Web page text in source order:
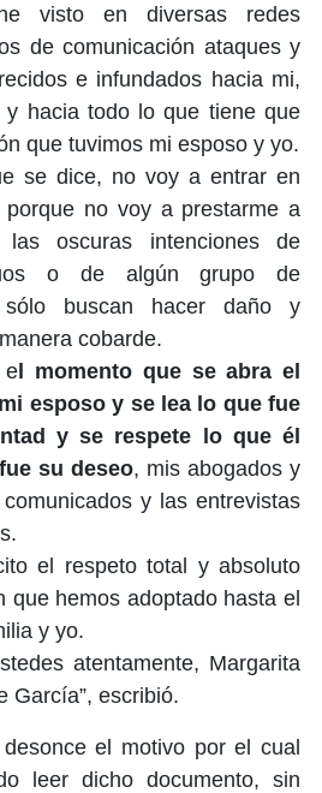
visto en diversas redes
de comunicación ataques y
e infundados hacia mi,
y hacia todo lo que tiene que
que tuvimos mi esposo y yo.
se dice, no voy a entrar en
porque no voy a prestarme a
oscuras intenciones de
o de algún grupo de
sólo buscan hacer daño y
cobarde.
el momento que se abra el
esposo y se lea lo que fue
y se respete lo que él
su deseo, mis abogados y
y las entrevistas
el respeto total y absoluto
que hemos adoptado hasta el
y yo.
atentamente, Margarita
García”, escribió.
el motivo por el cual
leer dicho documento, sin